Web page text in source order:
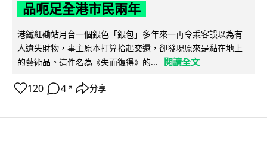
品呃足全港市民兩年
港鐵紅磡站月台一個銀色「銀包」多年來一再令乘客誤以為有
人遺失財物，事主原本打算拾起交還，卻發現原來是黏在地上
的藝術品。這件名為《失而復得》的...
閱讀全文
120 4 ↗ 分享